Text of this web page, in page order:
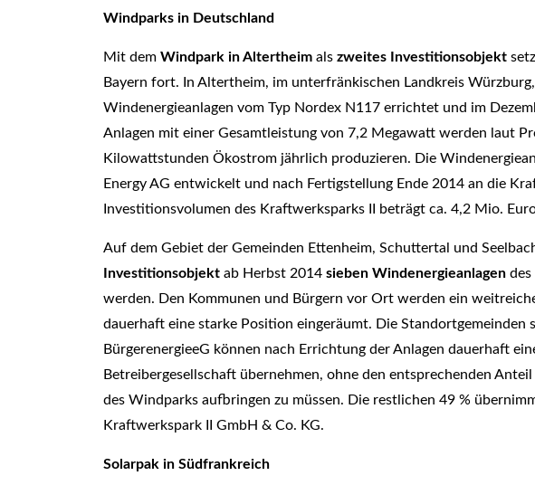
Windparks in Deutschland
Mit dem Windpark in Altertheim als zweites Investitionsobjekt
Bayern fort. In Altertheim, im unterfränkischen Landkreis
Windenergieanlagen vom Typ Nordex N117 errichtet und im
Anlagen mit einer Gesamtleistung von 7,2 Megawatt werden laut
Kilowattstunden Ökostrom jährlich produzieren. Die
Energy AG entwickelt und nach Fertigstellung Ende 2014 an die
Investitionsvolumen des Kraftwerksparks II beträgt ca. 4,2 Mio.
Auf dem Gebiet der Gemeinden Ettenheim, Schuttertal und
Investitionsobjekt ab Herbst 2014 sieben Windenergieanlagen
werden. Den Kommunen und Bürgern vor Ort werden ein
dauerhaft eine starke Position eingeräumt. Die Standortgemeinden
BürgerenergieeG können nach Errichtung der Anlagen dauerhaft
Betreibergesellschaft übernehmen, ohne den entsprechenden
des Windparks aufbringen zu müssen. Die restlichen 49 %
Kraftwerkspark II GmbH & Co. KG.
Solarpak in Südfrankreich